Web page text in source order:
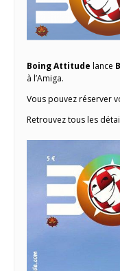
Boing Attitude lance
à l’Amiga.
Vous pouvez réserver
Retrouvez tous les